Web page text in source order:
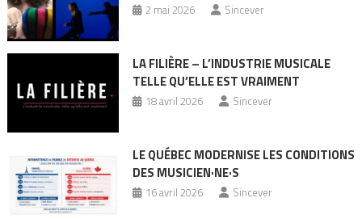
2 mai 2026 Sincever
LA FILIÈRE – L’INDUSTRIE MUSICALE
TELLE QU’ELLE EST VRAIMENT
18 avril 2026 Sincever
LE QUÉBEC MODERNISE LES CONDITIONS
DES MUSICIEN·NE·S
16 avril 2026 Sincever